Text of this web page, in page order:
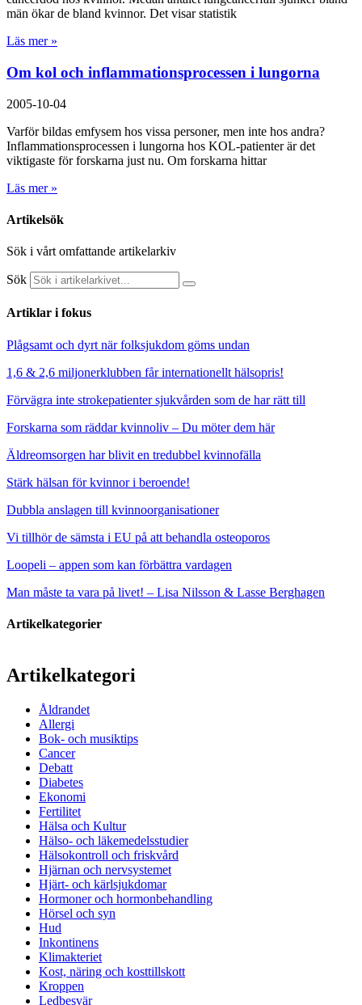
män ökar de bland kvinnor. Det visar statistik
Läs mer »
Om kol och inflammationsprocessen i lungorna
2005-10-04
Varför bildas emfysem hos vissa personer, men inte hos andra?
Inflammationsprocessen i lungorna hos KOL-patienter är det
viktigaste för forskarna just nu. Om forskarna hittar
Läs mer »
Artikelsök
Sök i vårt omfattande artikelarkiv
Sök
Artiklar i fokus
Plågsamt och dyrt när folksjukdom göms undan
1,6 & 2,6 miljonerklubben får internationellt hälsopris!
Förvägra inte strokepatienter sjukvården som de har rätt till
Forskarna som räddar kvinnoliv – Du möter dem här
Äldreomsorgen har blivit en tredubbel kvinnofälla
Stärk hälsan för kvinnor i beroende!
Dubbla anslagen till kvinnoorganisationer
Vi tillhör de sämsta i EU på att behandla osteoporos
Loopeli – appen som kan förbättra vardagen
Man måste ta vara på livet! – Lisa Nilsson & Lasse Berghagen
Artikelkategorier
Artikelkategori
Åldrandet
Allergi
Bok- och musiktips
Cancer
Debatt
Diabetes
Ekonomi
Fertilitet
Hälsa och Kultur
Hälso- och läkemedelsstudier
Hälsokontroll och friskvård
Hjärnan och nervsystemet
Hjärt- och kärlsjukdomar
Hormoner och hormonbehandling
Hörsel och syn
Hud
Inkontinens
Klimakteriet
Kost, näring och kosttillskott
Kroppen
Ledbesvär